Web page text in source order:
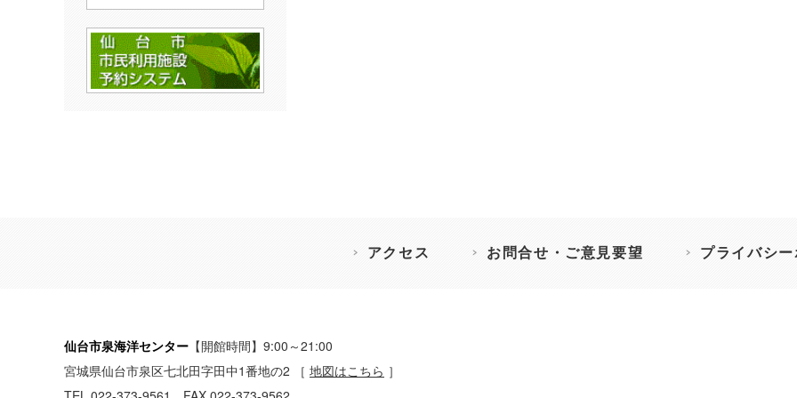
アクセス お問合せ・ご意見要望 プライバシ
仙台市泉海洋センター 【開館時間】9:00～21:00
宮城県仙台市泉区七北田字田中1番地の2
［ 地図はこちら ］